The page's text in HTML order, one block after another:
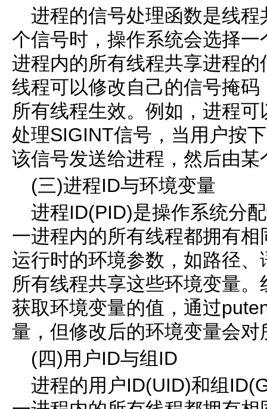
进程的信号处理函数是线
个信号时，操作系统会选择
进程内的所有线程共享进程
线程可以修改自己的信号掩
所有线程生效。例如，进程
处理SIGINT信号，当用户按
该信号发送给进程，然后由
(三)进程ID与环境变量
进程ID(PID)是操作系统分
一进程内的所有线程都拥有
运行时的环境参数，如路径
所有线程共享这些环境变量
获取环境变量的值，通过
量，但修改后的环境变量会对
(四)用户ID与组ID
进程的用户ID(UID)和组